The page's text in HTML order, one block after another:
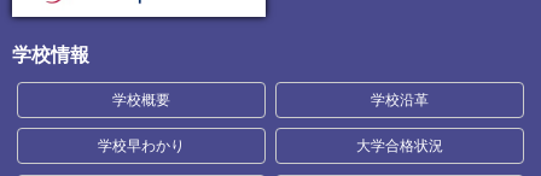
学校情報
学校概要 学校沿革
学校早わかり 大学合格状況